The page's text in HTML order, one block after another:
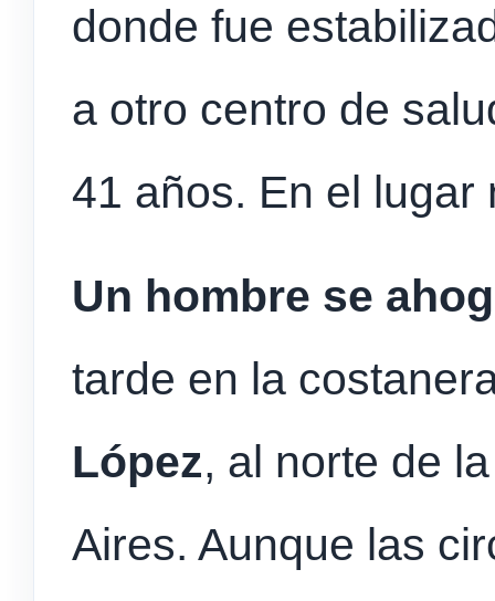
donde fue
a otro centro de
41 años. En el
Un hombre se
tarde en la
López, al norte de
Aires. Aunque las